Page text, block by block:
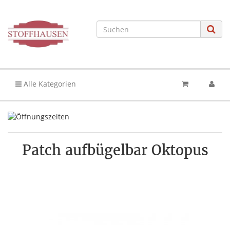
Alle Kategorien
Patch aufbügelbar Oktopus